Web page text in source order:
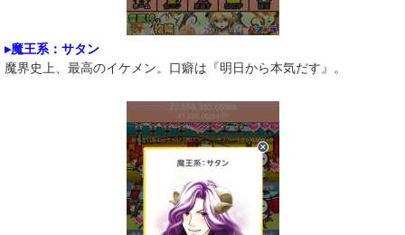
▸魔王系：サタン
魔界史上、最高のイケメン。口癖は『明日から本気だす』。